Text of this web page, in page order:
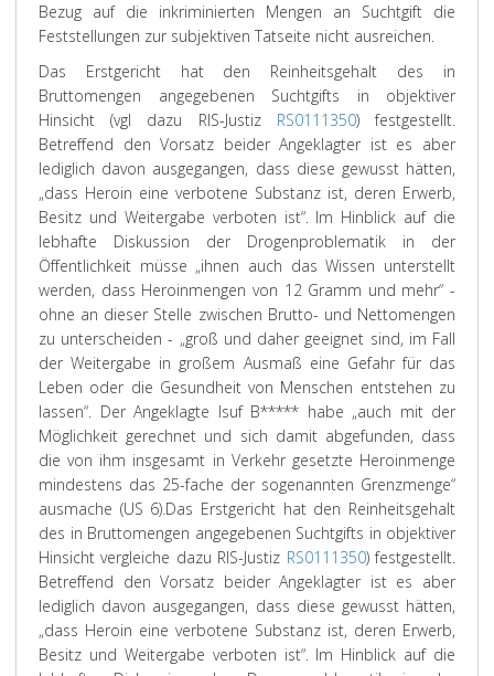
Bezug auf die inkriminierten Mengen an Suchtgift die
Feststellungen zur subjektiven Tatseite nicht ausreichen.
Das Erstgericht hat den Reinheitsgehalt des in
Bruttomengen angegebenen Suchtgifts in objektiver
Hinsicht (vgl dazu RIS-Justiz RS0111350) festgestellt.
Betreffend den Vorsatz beider Angeklagter ist es aber
lediglich davon ausgegangen, dass diese gewusst hätten,
„dass Heroin eine verbotene Substanz ist, deren Erwerb,
Besitz und Weitergabe verboten ist“. Im Hinblick auf die
lebhafte Diskussion der Drogenproblematik in der
Öffentlichkeit müsse „ihnen auch das Wissen unterstellt
werden, dass Heroinmengen von 12 Gramm und mehr“ -
ohne an dieser Stelle zwischen Brutto- und Nettomengen
zu unterscheiden - „groß und daher geeignet sind, im Fall
der Weitergabe in großem Ausmaß eine Gefahr für das
Leben oder die Gesundheit von Menschen entstehen zu
lassen“. Der Angeklagte Isuf B***** habe „auch mit der
Möglichkeit gerechnet und sich damit abgefunden, dass
die von ihm insgesamt in Verkehr gesetzte Heroinmenge
mindestens das 25-fache der sogenannten Grenzmenge“
ausmache (US 6).Das Erstgericht hat den Reinheitsgehalt
des in Bruttomengen angegebenen Suchtgifts in objektiver
Hinsicht vergleiche dazu RIS-Justiz RS0111350) festgestellt.
Betreffend den Vorsatz beider Angeklagter ist es aber
lediglich davon ausgegangen, dass diese gewusst hätten,
„dass Heroin eine verbotene Substanz ist, deren Erwerb,
Besitz und Weitergabe verboten ist“. Im Hinblick auf die